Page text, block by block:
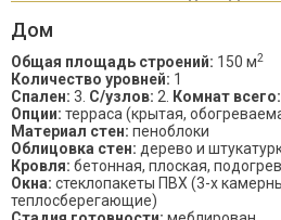
Дом
Общая площадь строений: 150 м2
Количество уровней: 1
Спален: 3. С/узлов: 2. Комнат всего:
Опции: терраса (крытая,
Материал стен: пеноблоки
Облицовка стен: дерево и
Кровля: бетонная, плоская,
Окна: стеклопакеты ПВХ (3-х
теплосберегающие)